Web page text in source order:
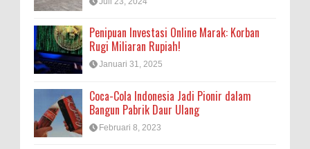
Penipuan Investasi Online Marak: Korban
Rugi Miliaran Rupiah!
Januari 31, 2025
Coca-Cola Indonesia Jadi Pionir dalam
Bangun Pabrik Daur Ulang
Februari 8, 2023